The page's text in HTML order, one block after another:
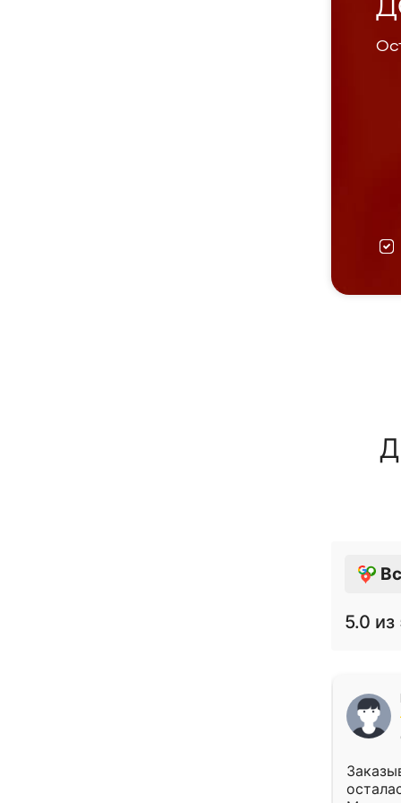
5.0 из